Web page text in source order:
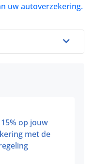
uw autoverzekering.
op jouw
met de